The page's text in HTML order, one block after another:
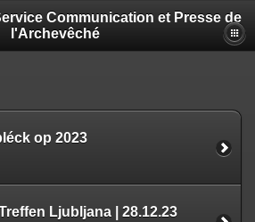
Communication et Presse de
l'Archevêché
op 2023
Ljubljana | 28.12.23